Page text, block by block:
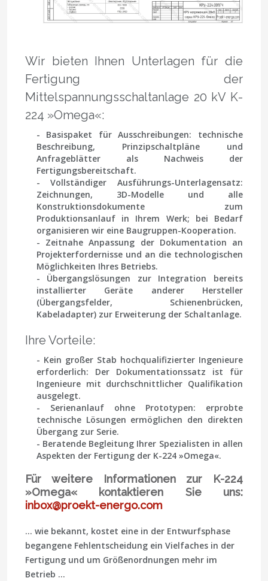
Wir bieten Ihnen Unterlagen für die
Fertigung der
Mittelspannungsschaltanlage 20 kV K-
224 »Omega«:
- Basispaket für Ausschreibungen: technische
Beschreibung, Prinzipschaltpläne und
Anfrageblätter als Nachweis der
Fertigungsbereitschaft.
- Vollständiger Ausführungs-Unterlagensatz:
Zeichnungen, 3D-Modelle und alle
Konstruktionsdokumente zum
Produktionsanlauf in Ihrem Werk; bei Bedarf
organisieren wir eine Baugruppen-Kooperation.
- Zeitnahe Anpassung der Dokumentation an
Projekterfordernisse und an die technologischen
Möglichkeiten Ihres Betriebs.
- Übergangslösungen zur Integration bereits
installierter Geräte anderer Hersteller
(Übergangsfelder, Schienenbrücken,
Kabeladapter) zur Erweiterung der Schaltanlage.
Ihre Vorteile:
- Kein großer Stab hochqualifizierter Ingenieure
erforderlich: Der Dokumentationssatz ist für
Ingenieure mit durchschnittlicher Qualifikation
ausgelegt.
- Serienanlauf ohne Prototypen: erprobte
technische Lösungen ermöglichen den direkten
Übergang zur Serie.
- Beratende Begleitung Ihrer Spezialisten in allen
Aspekten der Fertigung der K-224 »Omega«.
Für weitere Informationen zur K-224
»Omega« kontaktieren Sie uns:
inbox@proekt-energo.com
… wie bekannt, kostet eine in der Entwurfsphase
begangene Fehlentscheidung ein Vielfaches in der
Fertigung und um Größenordnungen mehr im
Betrieb …